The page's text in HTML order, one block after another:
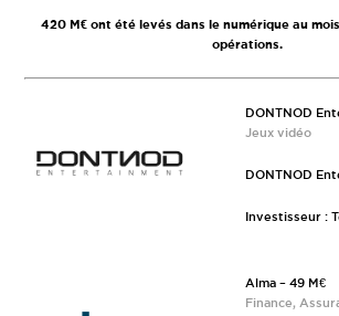
420 M€ ont été levés dans le numérique au
opérations.
DONTNOD
Jeux vidéo
DONTNOD
Investisseur :
Alma – 49 M€
Finance,